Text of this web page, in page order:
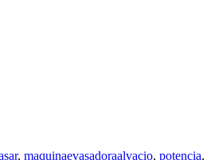
, maquinaevasadoraalvacio, potencia,